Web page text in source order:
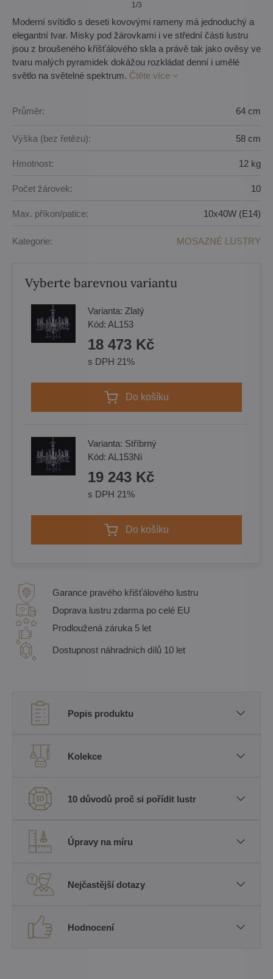
1/3
Moderní svítidlo s deseti kovovými rameny má jednoduchý a
elegantní tvar. Misky pod žárovkami i ve střední části lustru
jsou z broušeného křišťálového skla a právě tak jako ověsy ve
tvaru malých pyramidek dokážou rozkládat denní i umělé
světlo na světelné spektrum. Čtěte více
Průměr: 64 cm
Výška (bez řetězu): 58 cm
Hmotnost: 12 kg
Počet žárovek: 10
Max. příkon/patice: 10x40W (E14)
Kategorie: MOSAZNÉ LUSTRY
Vyberte barevnou variantu
Varianta: Zlatý
Kód: AL153
18 473 Kč
s DPH 21%
Do košíku
Varianta: Stříbrný
Kód: AL153Ni
19 243 Kč
s DPH 21%
Do košíku
Garance pravého křišťálového lustru
Doprava lustru zdarma po celé EU
Prodloužená záruka 5 let
Dostupnost náhradních dílů 10 let
Popis produktu
Kolekce
10 důvodů proč si pořídit lustr
Úpravy na míru
Nejčastější dotazy
Hodnocení